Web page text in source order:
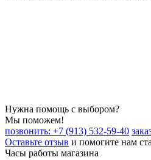
Нужна помощь с выбором?
Мы поможем!
позвонить: +7 (913) 532-59-40
Оставьте отзыв и помогите нам
Часы работы магазина